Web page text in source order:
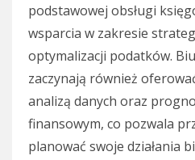
podstawowej obsługi
wsparcia w zakresie
optymalizacji podatków.
zaczynają również
analizą danych oraz
finansowym, co pozwala
planować swoje działania